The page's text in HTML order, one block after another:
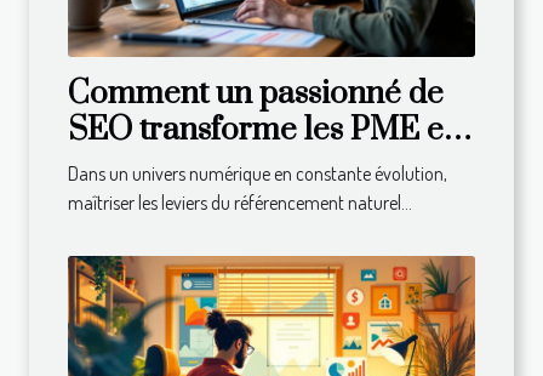
Comment un passionné de
SEO transforme les PME en
leaders du marché?
Dans un univers numérique en constante évolution,
maîtriser les leviers du référencement naturel...